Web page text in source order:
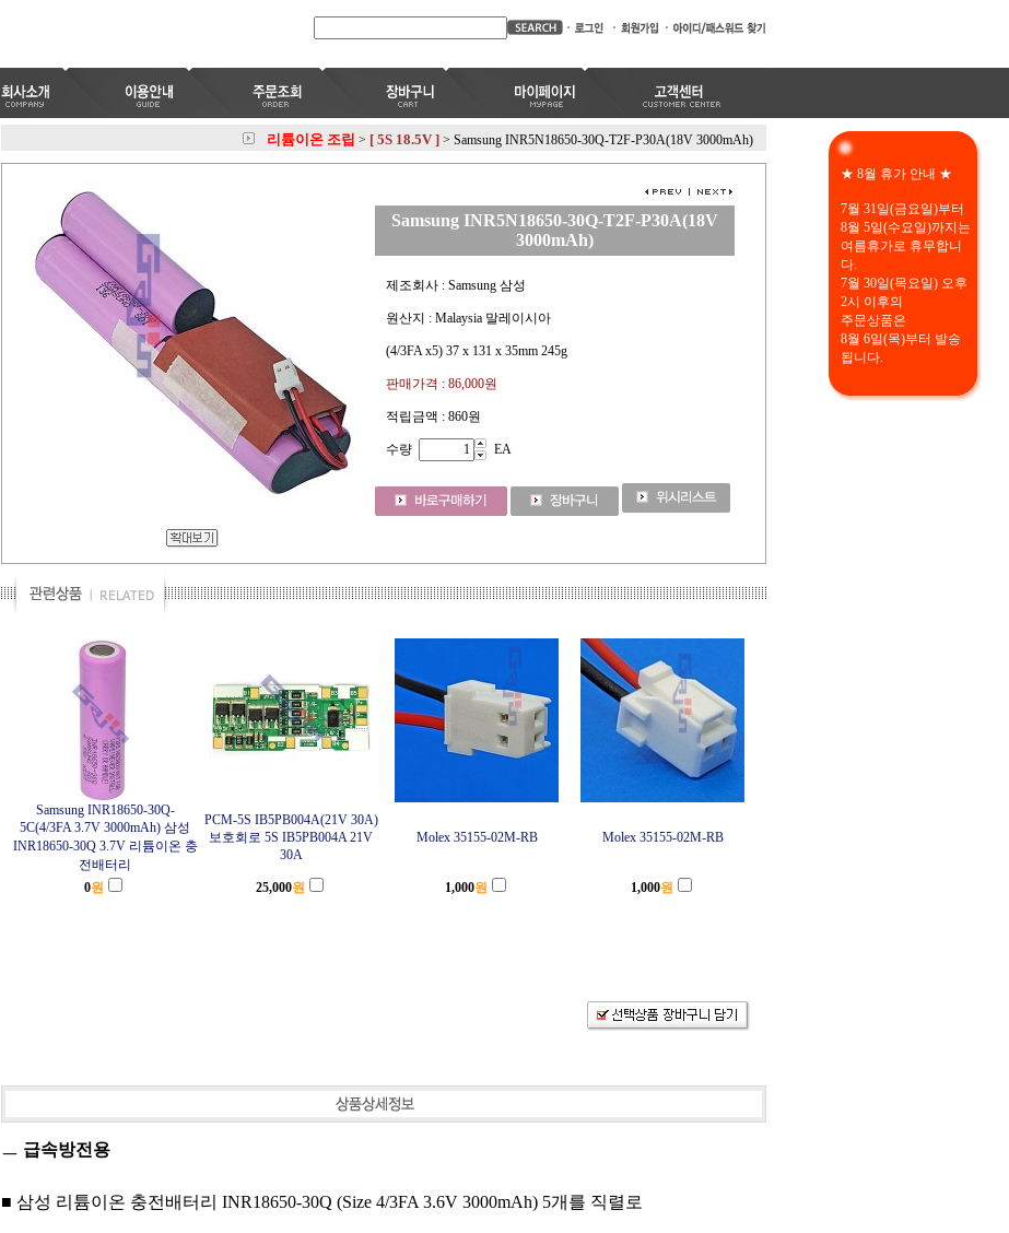
리튬이온 조립 > [ 5S 18.5V ] > Samsung INR5N18650-30Q-T2F-P30A(18V 3000mAh)
Samsung INR5N18650-30Q-T2F-P30A(18V
3000mAh)
제조회사 : Samsung 삼성
원산지 : Malaysia 말레이시아
(4/3FA x5) 37 x 131 x 35mm 245g
판매가격 : 86,000원
적립금액 : 860원
수량 EA
Samsung INR18650-30Q-
5C(4/3FA 3.7V 3000mAh) 삼성
INR18650-30Q 3.7V 리튬이온 충
전배터리
PCM-5S IB5PB004A(21V 30A)
보호회로 5S IB5PB004A 21V
30A
Molex 35155-02M-RB Molex 35155-02M-RB
0원 25,000원 1,000원 1,000원
ㅡ 급속방전용
■ 삼성 리튬이온 충전배터리 INR18650-30Q (Size 4/3FA 3.6V 3000mAh) 5개를 직렬로
★ 8월 휴가 안내 ★
7월 31일(금요일)부터
8월 5일(수요일)까지는
여름휴가로 휴무합니
다.
7월 30일(목요일) 오후
2시 이후의
주문상품은
8월 6일(목)부터 발송
됩니다.